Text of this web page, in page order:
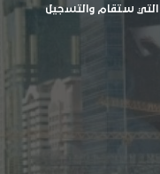
التي ستقام والتسجيل